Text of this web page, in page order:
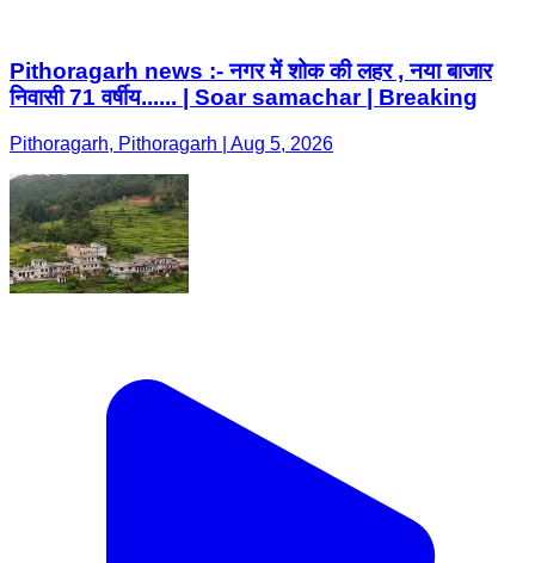
Pithoragarh news :- नगर में शोक की लहर , नया बाजार
निवासी 71 वर्षीय...... | Soar samachar | Breaking
Pithoragarh, Pithoragarh | Aug 5, 2026